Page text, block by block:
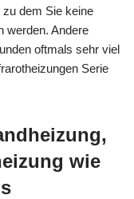
dem Sie keine
werden. Andere
oftmals sehr viel
Serie
wie